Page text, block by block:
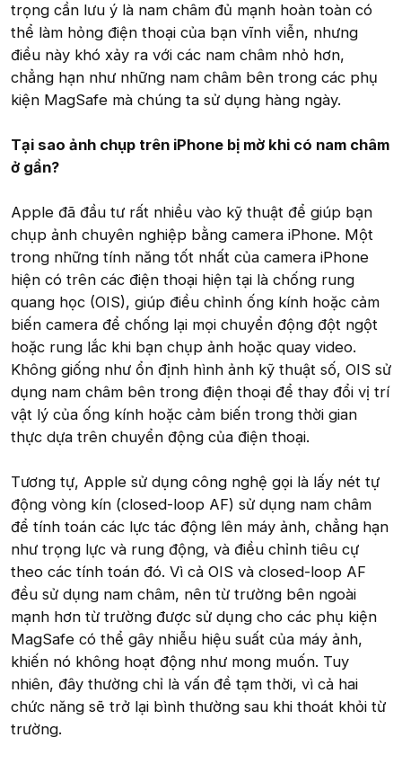
trọng cần lưu ý là nam châm đủ mạnh hoàn toàn có
thể làm hỏng điện thoại của bạn vĩnh viễn, nhưng
điều này khó xảy ra với các nam châm nhỏ hơn,
chẳng hạn như những nam châm bên trong các phụ
kiện MagSafe mà chúng ta sử dụng hàng ngày.
Tại sao ảnh chụp trên iPhone bị mờ khi có nam châm
ở gần?
Apple đã đầu tư rất nhiều vào kỹ thuật để giúp bạn
chụp ảnh chuyên nghiệp bằng camera iPhone. Một
trong những tính năng tốt nhất của camera iPhone
hiện có trên các điện thoại hiện tại là chống rung
quang học (OIS), giúp điều chỉnh ống kính hoặc cảm
biến camera để chống lại mọi chuyển động đột ngột
hoặc rung lắc khi bạn chụp ảnh hoặc quay video.
Không giống như ổn định hình ảnh kỹ thuật số, OIS sử
dụng nam châm bên trong điện thoại để thay đổi vị trí
vật lý của ống kính hoặc cảm biến trong thời gian
thực dựa trên chuyển động của điện thoại.
Tương tự, Apple sử dụng công nghệ gọi là lấy nét tự
động vòng kín (closed-loop AF) sử dụng nam châm
để tính toán các lực tác động lên máy ảnh, chẳng hạn
như trọng lực và rung động, và điều chỉnh tiêu cự
theo các tính toán đó. Vì cả OIS và closed-loop AF
đều sử dụng nam châm, nên từ trường bên ngoài
mạnh hơn từ trường được sử dụng cho các phụ kiện
MagSafe có thể gây nhiễu hiệu suất của máy ảnh,
khiến nó không hoạt động như mong muốn. Tuy
nhiên, đây thường chỉ là vấn đề tạm thời, vì cả hai
chức năng sẽ trở lại bình thường sau khi thoát khỏi từ
trường.